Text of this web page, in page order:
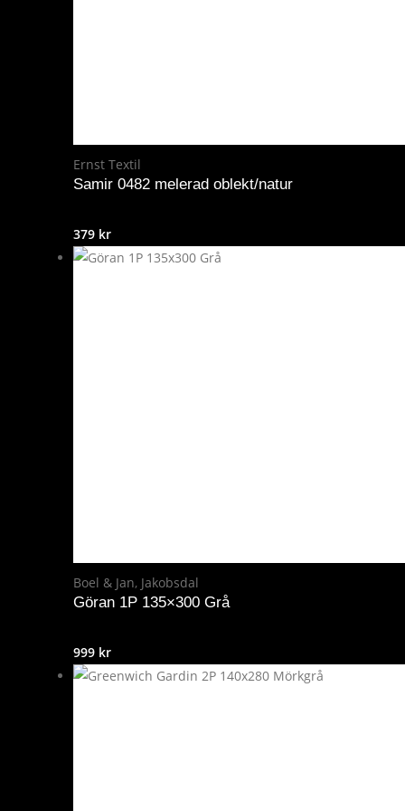
Ernst Textil
Samir 0482 melerad oblekt/natur
379 kr
Boel & Jan, Jakobsdal
Göran 1P 135×300 Grå
999 kr